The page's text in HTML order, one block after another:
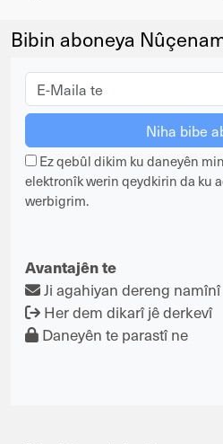
Bibin aboneya
Ez qebûl dikim ku daneyên
elektronîk werin qeydkirin da ku
werbigrim.
Avantajên te
Ji agahiyan dereng namînî
Her dem dikarî jê derkevî
Daneyên te parastî ne